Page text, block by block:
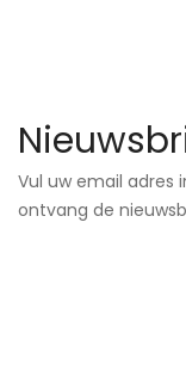
Vul uw email adres
ontvang de